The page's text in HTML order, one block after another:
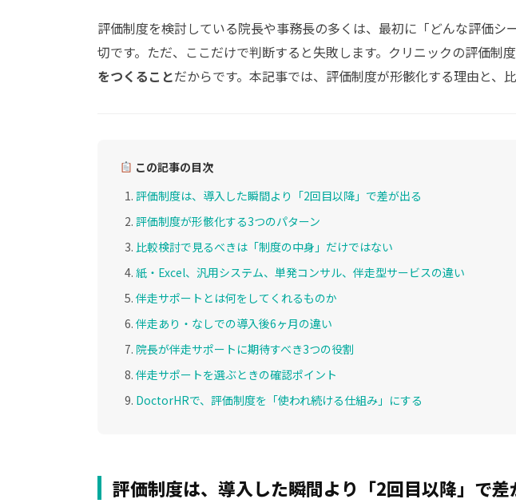
評価制度を検討している院長や事務長の多くは、最初に「どんな評価
切です。ただ、ここだけで判断すると失敗します。クリニックの評価制
をつくることだからです。本記事では、評価制度が形骸化する理由と、
この記事の目次
評価制度は、導入した瞬間より「2回目以降」で差が出る
評価制度が形骸化する3つのパターン
比較検討で見るべきは「制度の中身」だけではない
紙・Excel、汎用システム、単発コンサル、伴走型サービスの違い
伴走サポートとは何をしてくれるものか
伴走あり・なしでの導入後6ヶ月の違い
院長が伴走サポートに期待すべき3つの役割
伴走サポートを選ぶときの確認ポイント
DoctorHRで、評価制度を「使われ続ける仕組み」にする
評価制度は、導入した瞬間より「2回目以降」で差